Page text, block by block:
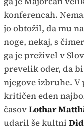
konferencah.
jo obtožil, da mu
noge, nekaj, s
ga je preživel v
prevelik oder, da
njegove izbruhe.
kritičen eden
časovLothar
udaril še kultni